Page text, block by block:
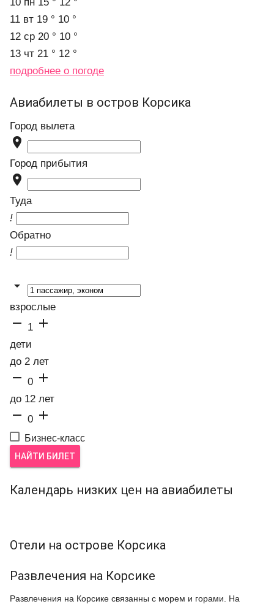
11 вт 19 ° 10 °
12 ср 20 ° 10 °
13 чт 21 ° 12 °
подробнее о погоде
Авиабилеты в остров Корсика
Город вылета

Город прибытия

Туда
!
Обратно
!

взрослые
 1 
дети
до 2 лет
 0 
до 12 лет
 0 
Бизнес-класс
НАЙТИ БИЛЕТ
Календарь низких цен на авиабилеты
Отели на острове Корсика
Развлечения на Корсике
Развлечения на Корсике связанны с морем и горами. На